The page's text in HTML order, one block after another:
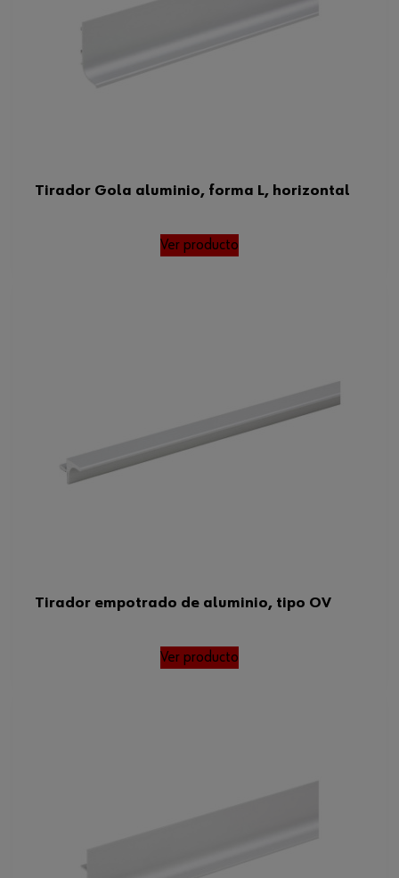
Tirador Gola aluminio, forma L, horizontal
Ver producto
Tirador empotrado de aluminio, tipo OV
Ver producto